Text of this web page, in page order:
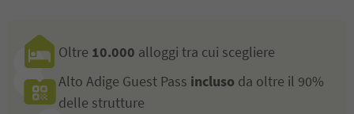
Oltre 10.000 alloggi tra cui scegliere
Alto Adige Guest Pass incluso da oltre il 90%
delle strutture